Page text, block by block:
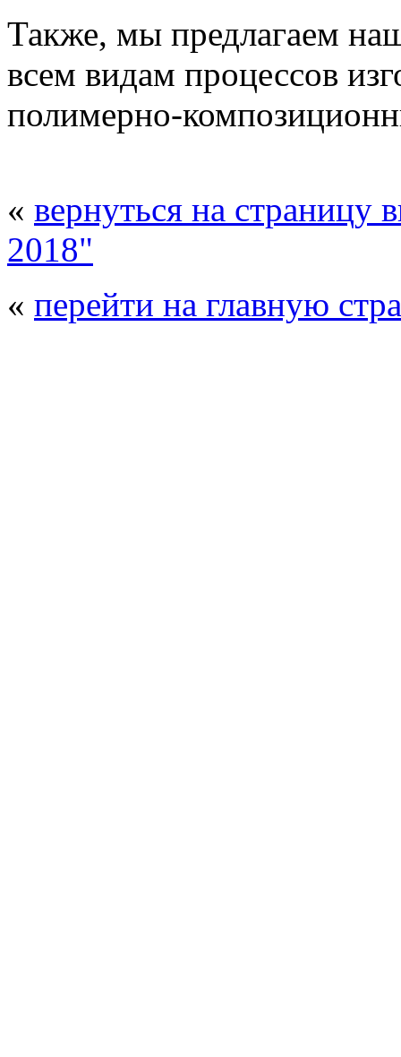
Также, мы предлагаем
всем видам процессов
полимерно-
« вернуться на страницу
2018"
« перейти на главную